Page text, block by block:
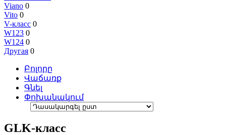
Viano 0
Vito 0
V-класс 0
W123 0
W124 0
Другая 0
Բոլորը
Վաճառք
Գնել
Փոխանակում
GLK-класс